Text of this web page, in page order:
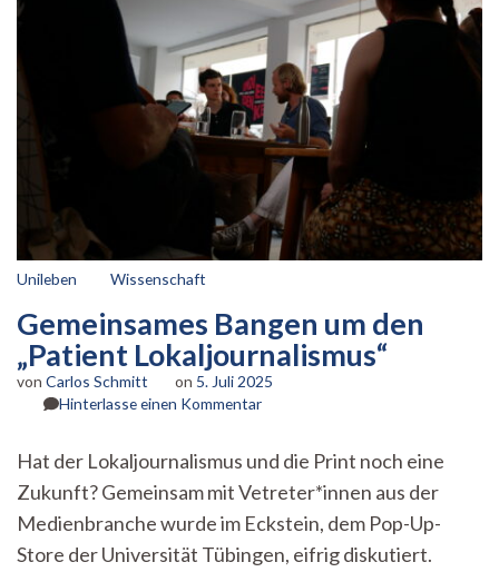
Unileben Wissenschaft
Gemeinsames Bangen um den
„Patient Lokaljournalismus“
von Carlos Schmitt on 5. Juli 2025
Hinterlasse einen Kommentarzu
um
den
„Patient
Lokaljournalismus“
Hat der Lokaljournalismus und die Print noch eine
Zukunft? Gemeinsam mit Vetreter*innen aus der
Medienbranche wurde im Eckstein, dem Pop-Up-
Store der Universität Tübingen, eifrig diskutiert.